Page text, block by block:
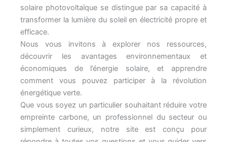
solaire photovoltaïque se distingue par sa capacité à
transformer la lumière du soleil en électricité propre et
efficace.
Nous vous invitons à explorer nos ressources,
découvrir les avantages environnementaux et
économiques de l’énergie solaire, et apprendre
comment vous pouvez participer à la révolution
énergétique verte.
Que vous soyez un particulier souhaitant réduire votre
empreinte carbone, un professionnel du secteur ou
simplement curieux, notre site est conçu pour